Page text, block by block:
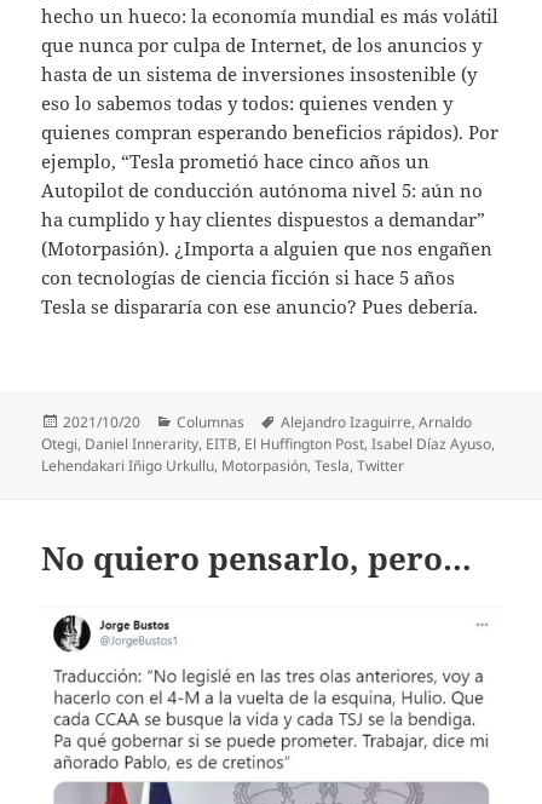
hecho un hueco: la economía mundial es más volátil
que nunca por culpa de Internet, de los anuncios y
hasta de un sistema de inversiones insostenible (y
eso lo sabemos todas y todos: quienes venden y
quienes compran esperando beneficios rápidos). Por
ejemplo, “Tesla prometió hace cinco años un
Autopilot de conducción autónoma nivel 5: aún no
ha cumplido y hay clientes dispuestos a demandar”
(Motorpasión). ¿Importa a alguien que nos engañen
con tecnologías de ciencia ficción si hace 5 años
Tesla se dispararía con ese anuncio? Pues debería.
Publicado
el
2021/10/20 Categorías
Columnas Etiquetas
Alejandro Izaguirre,Arnaldo
Otegi, Daniel Innerarity, EITB, El Huffington Post,Isabel Díaz Ayuso,
Lehendakari Iñigo Urkullu, Motorpasión,Tesla,Twitter
No quiero pensarlo, pero…